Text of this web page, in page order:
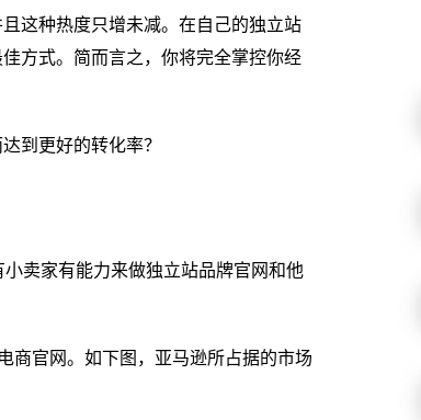
这种热度只增未减。在自己的独立站
方式。简而言之，你将完全掌控你经
到更好的转化率？
卖家有能力来做独立站品牌官网和他
商官网。如下图，亚马逊所占据的市场